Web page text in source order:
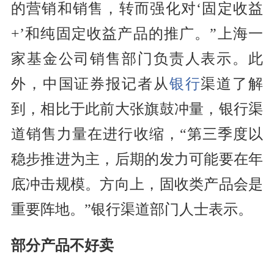
的营销和销售，转而强化对‘固定收益
+’和纯固定收益产品的推广。”上海一
家基金公司销售部门负责人表示。此
外，中国证券报记者从银行渠道了解
到，相比于此前大张旗鼓冲量，银行渠
道销售力量在进行收缩，“第三季度以
稳步推进为主，后期的发力可能要在年
底冲击规模。方向上，固收类产品会是
重要阵地。”银行渠道部门人士表示。
部分产品不好卖